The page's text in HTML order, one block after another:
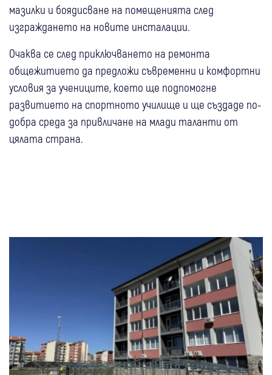
мазилки и боядисване на помещенията след
изграждането на новите инсталации.
Очаква се след приключването на ремонта
общежитието да предложи съвременни и комфортни
условия за учениците, което ще подпомогне
развитието на спортното училище и ще създаде по-
добра среда за привличане на млади таланти от
цялата страна.